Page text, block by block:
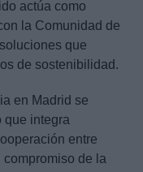
actúa como
la Comunidad de
que
de sostenibilidad.
en Madrid se
que integra
entre
de la